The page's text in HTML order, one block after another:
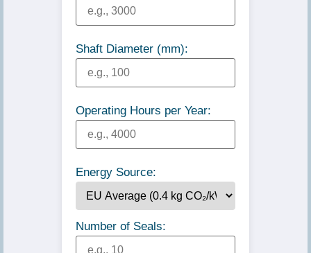
Shaft Diameter (mm):
Operating Hours per Year:
Energy Source:
Number of Seals: